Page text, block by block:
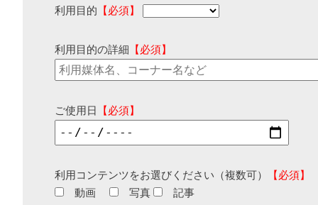
利用目的 【必須】
利用目的の詳細 【必須】
ご使用日 【必須】
利用コンテンツをお選びください（複数可）
【必須】
動画
写真 記事